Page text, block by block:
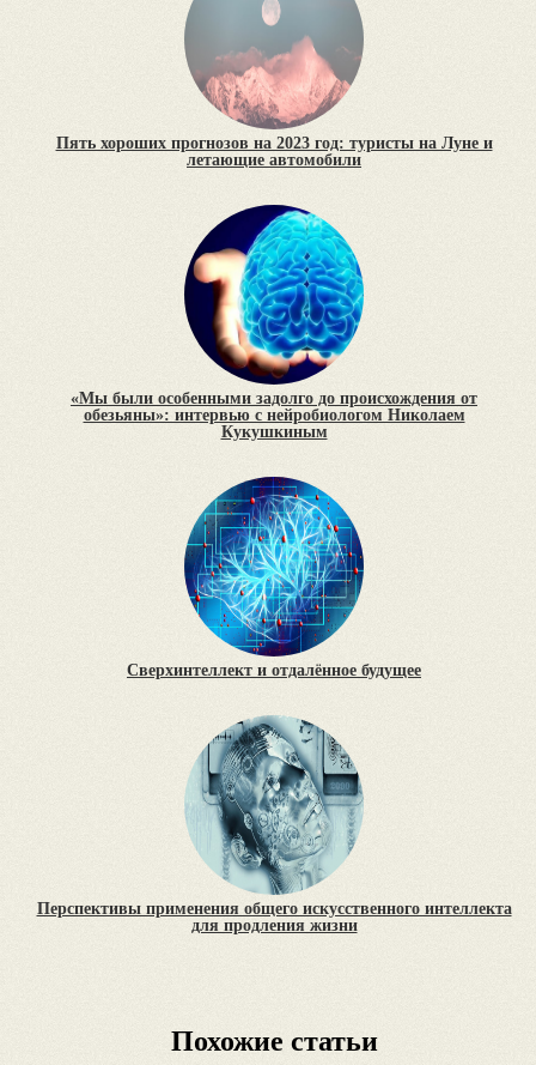
Пять хороших прогнозов на 2023 год: туристы на Луне и
летающие автомобили
«Мы были особенными задолго до происхождения от
обезьяны»: интервью с нейробиологом Николаем
Кукушкиным
Сверхинтеллект и отдалённое будущее
Перспективы применения общего искусственного интеллекта
для продления жизни
Похожие статьи